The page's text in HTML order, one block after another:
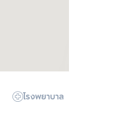
โรงพยาบาล